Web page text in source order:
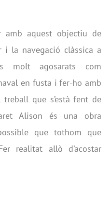
amb aquest objectiu de
la navegació clàssica a
molt agosarats com
en fusta i fer-ho amb
que s’està fent de
Alison és una obra
que tothom que
realitat allò d’acostar